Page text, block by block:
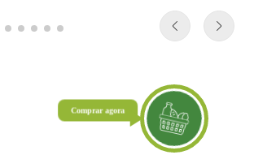
Comprar agora